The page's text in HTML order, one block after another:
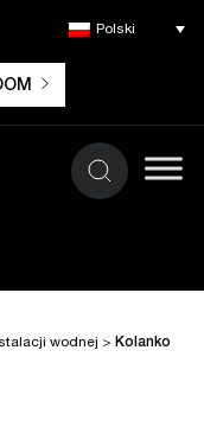
Polski
wodnej > Kolanko